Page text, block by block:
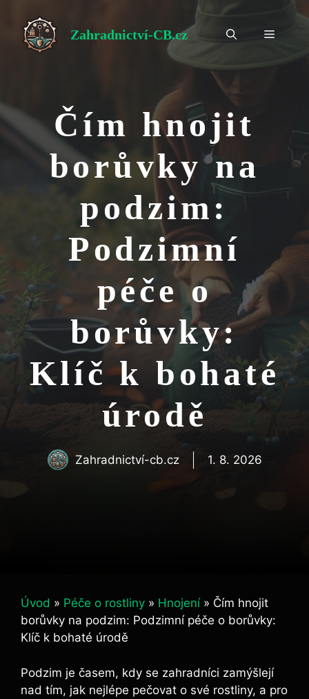
obsah
Zahradnictví-CB.cz Menu
Čím hnojit
borůvky na
podzim:
Podzimní
péče o
borůvky:
Klíč k bohaté
úrodě
Zahradnictví-cb.cz 1. 8. 2026
Úvod » Péče o rostliny » Hnojení » Čím hnojit
borůvky na podzim: Podzimní péče o borůvky:
Klíč k bohaté úrodě
Podzim ⁢je časem, ‌kdy se ​zahradníci zamýšlejí
nad tím, jak nejlépe pečovat⁢ o své rostliny, a pro